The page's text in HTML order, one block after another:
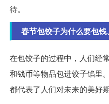
待。
春节包饺子为什么要包
在包饺子的过程中，人们经
和钱币等物品包进饺子馅里
都代表了人们对未来的美好期